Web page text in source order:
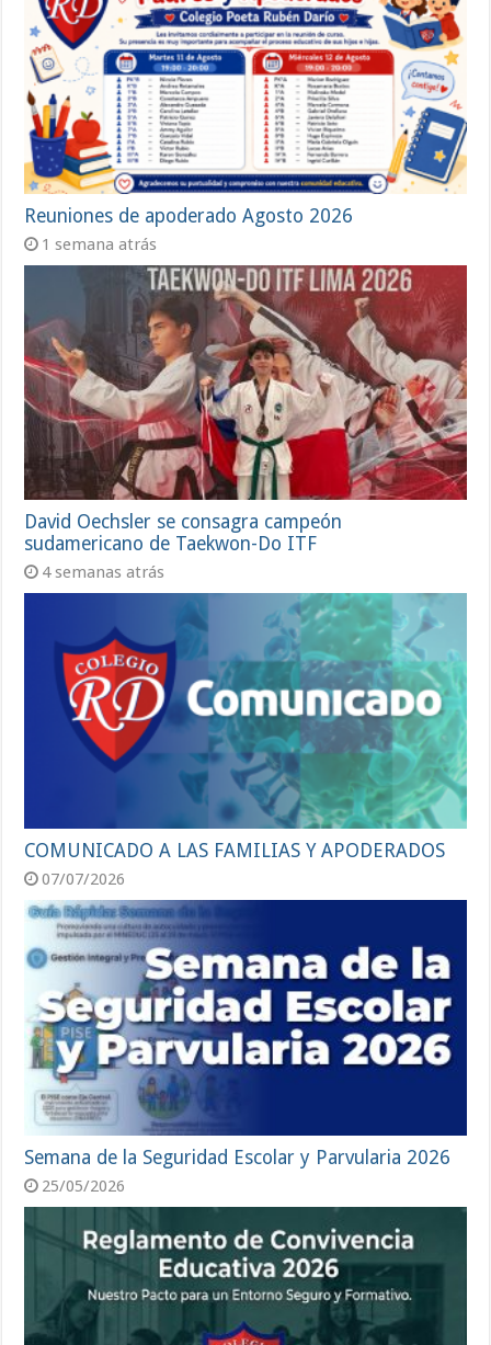
Reuniones de apoderado Agosto 2026
1 semana atrás
David Oechsler se consagra campeón
sudamericano de Taekwon-Do ITF
4 semanas atrás
COMUNICADO A LAS FAMILIAS Y APODERADOS
07/07/2026
Semana de la Seguridad Escolar y Parvularia 2026
25/05/2026